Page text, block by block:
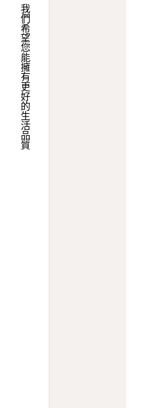
我們希望您能擁有更好的生活品質